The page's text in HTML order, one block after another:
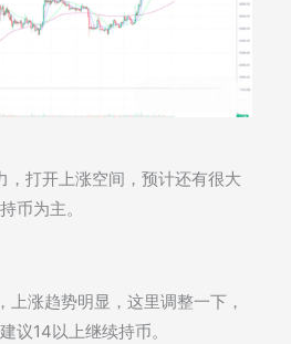
，打开上涨空间，预计还有很大
币为主。
涨趋势明显，这里调整一下，
议14以上继续持币。